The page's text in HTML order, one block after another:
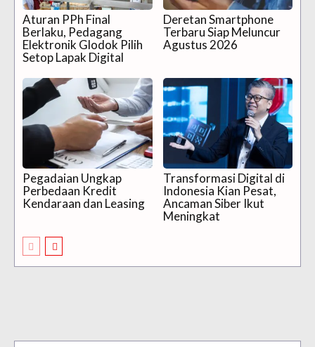
Aturan PPh Final
Berlaku, Pedagang
Elektronik Glodok Pilih
Setop Lapak Digital
Deretan Smartphone
Terbaru Siap Meluncur
Agustus 2026
Pegadaian Ungkap
Perbedaan Kredit
Kendaraan dan Leasing
Transformasi Digital di
Indonesia Kian Pesat,
Ancaman Siber Ikut
Meningkat